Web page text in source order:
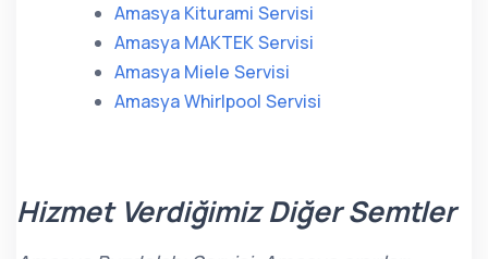
Amasya Kiturami Servisi
Amasya MAKTEK Servisi
Amasya Miele Servisi
Amasya Whirlpool Servisi
Hizmet Verdiğimiz Diğer Semtler